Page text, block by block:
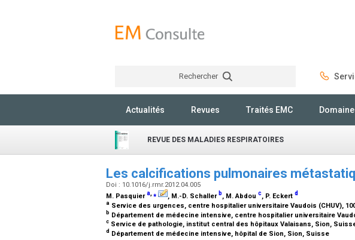
Rechercher
Actualités Revues Traités EMC
REVUE DES MALADIES RESPIRATOIRES
Les calcifications pulmonaires
Doi : 10.1016/j.rmr.2012.04.005
M. Pasquiera,⁎ , M.-D. Schaller b, M. Abdou c, P. Eckert d
a Service des urgences, centre hospitalier universitaire Vaudois (CHUV),
b Département de médecine intensive, centre hospitalier universitaire
c Service de pathologie, institut central des hôpitaux Valaisans, Sion,
d Département de médecine intensive, hôpital de Sion, Sion, Suisse